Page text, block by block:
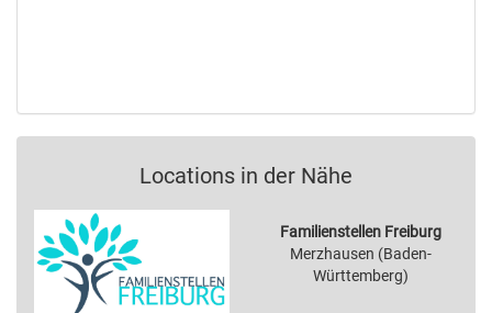
Locations in der Nähe
Familienstellen Freiburg
Merzhausen (Baden-
Württemberg)